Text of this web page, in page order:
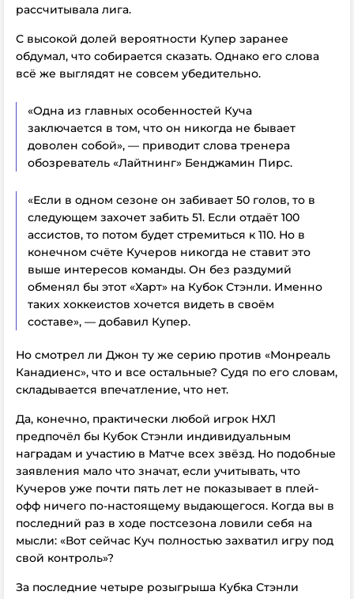
рассчитывала лига.
С высокой долей вероятности Купер заранее
обдумал, что собирается сказать. Однако его слова
всё же выглядят не совсем убедительно.
«Одна из главных особенностей Куча
заключается в том, что он никогда не бывает
доволен собой», — приводит слова тренера
обозреватель «Лайтнинг» Бенджамин Пирс.
«Если в одном сезоне он забивает 50 голов, то в
следующем захочет забить 51. Если отдаёт 100
ассистов, то потом будет стремиться к 110. Но в
конечном счёте Кучеров никогда не ставит это
выше интересов команды. Он без раздумий
обменял бы этот «Харт» на Кубок Стэнли. Именно
таких хоккеистов хочется видеть в своём
составе», — добавил Купер.
Но смотрел ли Джон ту же серию против «Монреаль
Канадиенс», что и все остальные? Судя по его словам,
складывается впечатление, что нет.
Да, конечно, практически любой игрок НХЛ
предпочёл бы Кубок Стэнли индивидуальным
наградам и участию в Матче всех звёзд. Но подобные
заявления мало что значат, если учитывать, что
Кучеров уже почти пять лет не показывает в плей-
офф ничего по-настоящему выдающегося. Когда вы в
последний раз в ходе постсезона ловили себя на
мысли: «Вот сейчас Куч полностью захватил игру под
свой контроль»?
За последние четыре розыгрыша Кубка Стэнли